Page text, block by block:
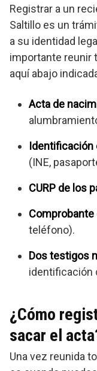
Registrar a un
Saltillo es un
a su identidad
importante reunir
aquí abajo
Acta de
Identificación
(INE,
CURP de los
teléfono).
Dos testigos
identificación
¿Cómo
sacar el
Una vez reunida